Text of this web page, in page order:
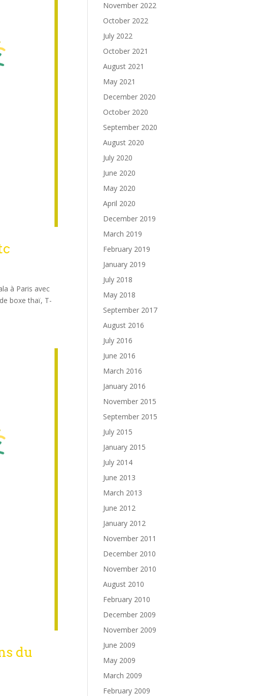
à Paris avec
boxe thaï, T-
du
November 2022
October 2022
July 2022
October 2021
August 2021
May 2021
December 2020
October 2020
September 2020
August 2020
July 2020
June 2020
May 2020
April 2020
December 2019
March 2019
February 2019
January 2019
July 2018
May 2018
September 2017
August 2016
July 2016
June 2016
March 2016
January 2016
November 2015
September 2015
July 2015
January 2015
July 2014
June 2013
March 2013
June 2012
January 2012
November 2011
December 2010
November 2010
August 2010
February 2010
December 2009
November 2009
June 2009
May 2009
March 2009
February 2009